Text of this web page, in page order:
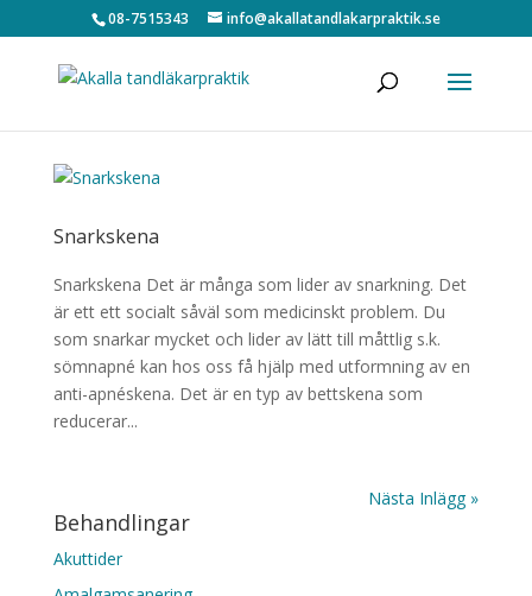
08-7515343 info@akallatandlakarpraktik.se
Snarkskena
Snarkskena Det är många som lider av snarkning. Det
är ett ett socialt såväl som medicinskt problem. Du
som snarkar mycket och lider av lätt till måttlig s.k.
sömnapné kan hos oss få hjälp med utformning av en
anti-apnéskena. Det är en typ av bettskena som
reducerar...
Nästa Inlägg »
Behandlingar
Akuttider